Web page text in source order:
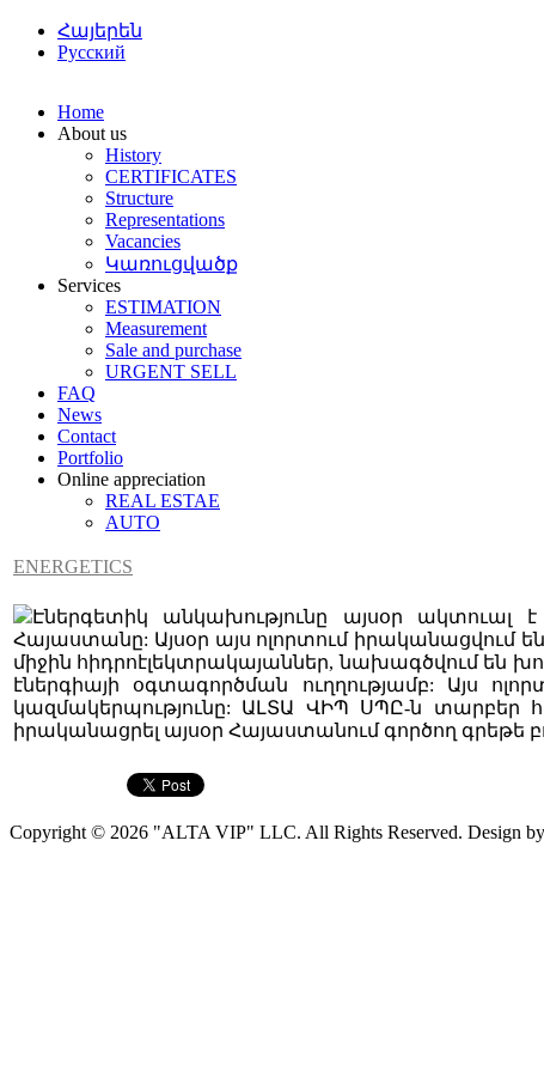
Հայերեն
Русский
Home
About us
History
CERTIFICATES
Structure
Representations
Vacancies
Կառուցվածք
Services
ESTIMATION
Мeasurement
Sale and purchase
URGENT SELL
FAQ
News
Contact
Portfolio
Online appreciation
REAL ESTAE
AUTO
ENERGETICS
Էներգետիկ անկախությունը այսօր ակտուալ
Հայաստանը: Այսօր այս ոլորտում իրականացվում
միջին հիդրոէլեկտրակայաններ, նախագծվում են
էներգիայի օգտագործման ուղղությամբ: Այս
կազմակերպությունը: ԱԼՏԱ ՎԻՊ ՍՊԸ-ն տարբեր
իրականացրել այսօր Հայաստանում գործող գրեթե
Copyright © 2026 "ALTA VIP" LLC. All Rights Reserved. Design by